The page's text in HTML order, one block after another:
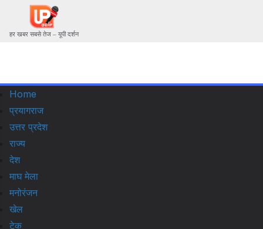
हर खबर सबसे तेज – यूपी दर्शन
Home
प्रयागराज
उत्तर प्रदेश
राज्य
देश
माघ मेला
मनोरंजन
खेल
टेक